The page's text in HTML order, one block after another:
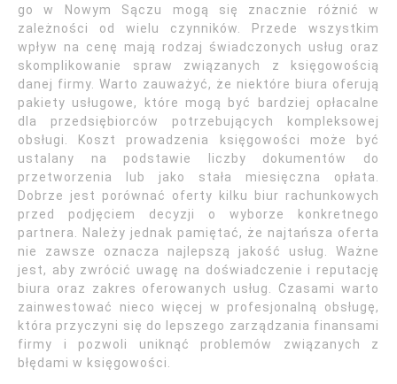
go w Nowym Sączu mogą się znacznie różnić w
zależności od wielu czynników. Przede wszystkim
wpływ na cenę mają rodzaj świadczonych usług oraz
skomplikowanie spraw związanych z księgowością
danej firmy. Warto zauważyć, że niektóre biura oferują
pakiety usługowe, które mogą być bardziej opłacalne
dla przedsiębiorców potrzebujących kompleksowej
obsługi. Koszt prowadzenia księgowości może być
ustalany na podstawie liczby dokumentów do
przetworzenia lub jako stała miesięczna opłata.
Dobrze jest porównać oferty kilku biur rachunkowych
przed podjęciem decyzji o wyborze konkretnego
partnera. Należy jednak pamiętać, że najtańsza oferta
nie zawsze oznacza najlepszą jakość usług. Ważne
jest, aby zwrócić uwagę na doświadczenie i reputację
biura oraz zakres oferowanych usług. Czasami warto
zainwestować nieco więcej w profesjonalną obsługę,
która przyczyni się do lepszego zarządzania finansami
firmy i pozwoli uniknąć problemów związanych z
błędami w księgowości.